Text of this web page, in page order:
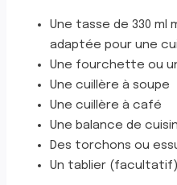
Une tasse de 330 ml
adaptée pour une
Une fourchette ou
Une cuillère à soupe
Une cuillère à café
Une balance de
Des torchons ou
Un tablier (facultatif)